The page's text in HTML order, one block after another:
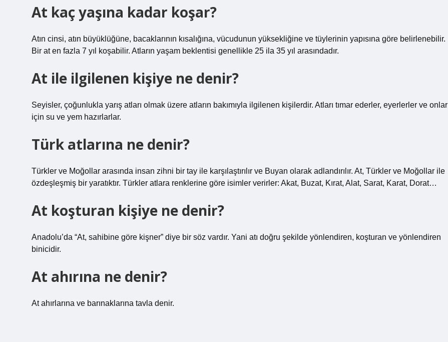
At kaç yaşına kadar koşar?
Atın cinsi, atın büyüklüğüne, bacaklarının kısalığına, vücudunun yüksekliğine ve tüylerinin yapısına göre belirlenebilir.
Bir at en fazla 7 yıl koşabilir. Atların yaşam beklentisi genellikle 25 ila 35 yıl arasındadır.
At ile ilgilenen kişiye ne denir?
Seyisler, çoğunlukla yarış atları olmak üzere atların bakımıyla ilgilenen kişilerdir. Atları tımar ederler, eyerlerler ve onlar
için su ve yem hazırlarlar.
Türk atlarına ne denir?
Türkler ve Moğollar arasında insan zihni bir tay ile karşılaştırılır ve Buyan olarak adlandırılır. At, Türkler ve Moğollar ile
özdeşleşmiş bir yaratıktır. Türkler atlara renklerine göre isimler verirler: Akat, Buzat, Kırat, Alat, Sarat, Karat, Dorat…
At koşturan kişiye ne denir?
Anadolu’da “At, sahibine göre kişner” diye bir söz vardır. Yani atı doğru şekilde yönlendiren, koşturan ve yönlendiren
binicidir.
At ahırına ne denir?
At ahırlarına ve barınaklarına tavla denir.